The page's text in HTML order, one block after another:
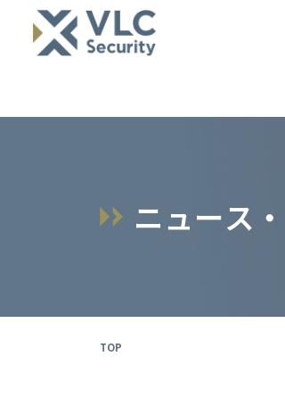
ニュース ・
TOP